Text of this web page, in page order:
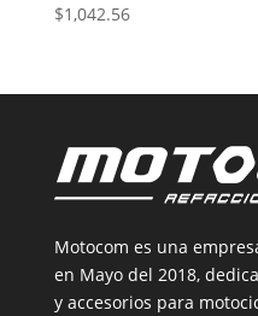
$1,042.56
Motocom es una
en Mayo del 2018,
y accesorios para